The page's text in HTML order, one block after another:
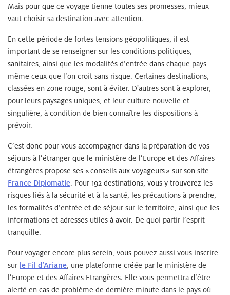
Mais pour que ce voyage tienne toutes ses promesses, mieux
vaut choisir sa destination avec attention.
En cette période de fortes tensions géopolitiques, il est
important de se renseigner sur les conditions politiques,
sanitaires, ainsi que les modalités d’entrée dans chaque pays –
même ceux que l’on croit sans risque. Certaines destinations,
classées en zone rouge, sont à éviter. D'autres sont à explorer,
pour leurs paysages uniques, et leur culture nouvelle et
singulière, à condition de bien connaître les dispositions à
prévoir.
C’est donc pour vous accompagner dans la préparation de vos
séjours à l’étranger que le ministère de l’Europe et des Affaires
étrangères propose ses « conseils aux voyageurs » sur son site
France Diplomatie. Pour 192 destinations, vous y trouverez les
risques liés à la sécurité et à la santé, les précautions à prendre,
les formalités d’entrée et de séjour sur le territoire, ainsi que les
informations et adresses utiles à avoir. De quoi partir l’esprit
tranquille.
Pour voyager encore plus serein, vous pouvez aussi vous inscrire
sur le Fil d’Ariane , une plateforme créée par le ministère de
l’Europe et des Affaires Etrangères. Elle vous permettra d’être
alerté en cas de problème de dernière minute dans le pays où